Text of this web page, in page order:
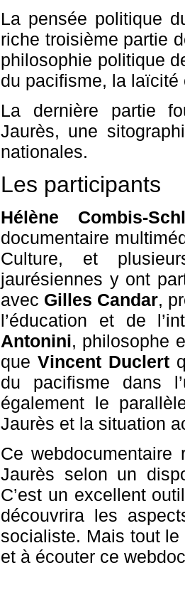
La pensée politique
riche troisième partie
philosophie politique
du pacifisme, la laïcité
La dernière partie
Jaurès, une
nationales.
Les participants
Hélène Combis-
documentaire
Culture, et
jaurésiennes y ont
avec Gilles Candar,
l’éducation et de
Antonini, philosophe
que Vincent Duclert
du pacifisme dans
également le
Jaurès et la situation
Ce
Jaurès selon un
C’est un excellent
découvrira les
socialiste. Mais tout
et à écouter ce